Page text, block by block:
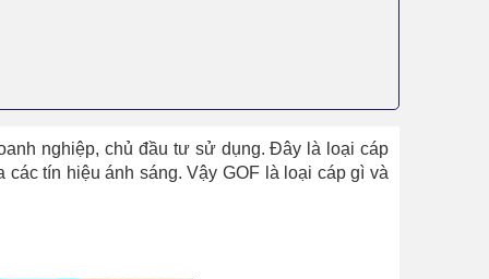
nghiệp, chủ đầu tư sử dụng. Đây là loại cáp
tín hiệu ánh sáng. Vậy GOF là loại cáp gì và